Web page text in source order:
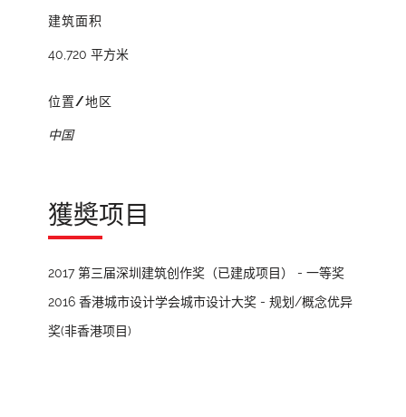
建筑面积
40,720 平方米
位置/地区
中国
獲奬项目
2017 第三届深圳建筑创作奖（已建成项目） - 一等奖
2016 香港城市设计学会城市设计大奖 - 规划/概念优异
奖(非香港项目)